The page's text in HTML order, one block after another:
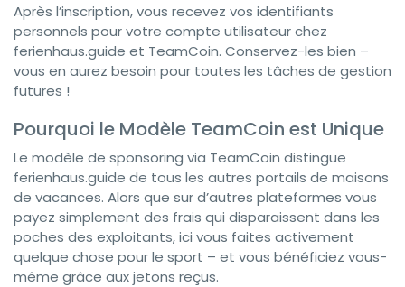
Après l’inscription, vous recevez vos identifiants
personnels pour votre compte utilisateur chez
ferienhaus.guide et TeamCoin. Conservez-les bien –
vous en aurez besoin pour toutes les tâches de gestion
futures !
Pourquoi le Modèle TeamCoin est Unique
Le modèle de sponsoring via TeamCoin distingue
ferienhaus.guide de tous les autres portails de maisons
de vacances. Alors que sur d’autres plateformes vous
payez simplement des frais qui disparaissent dans les
poches des exploitants, ici vous faites activement
quelque chose pour le sport – et vous bénéficiez vous-
même grâce aux jetons reçus.